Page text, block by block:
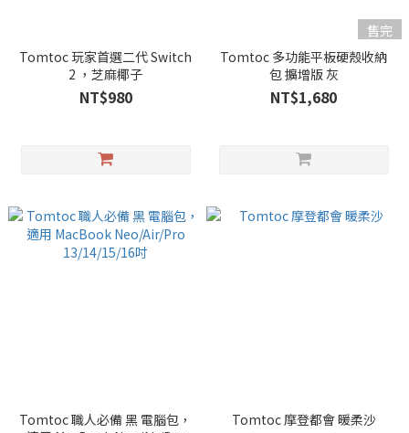
Tomtoc 玩家首選二代 Switch
2 ，芝麻椰子
NT$980
售完
Tomtoc 多功能平板硬殼收納
包 擴增版 灰
NT$1,680
Tomtoc 職人必備 黑 電腦包，
Tomtoc 摩登都會 暖柔沙